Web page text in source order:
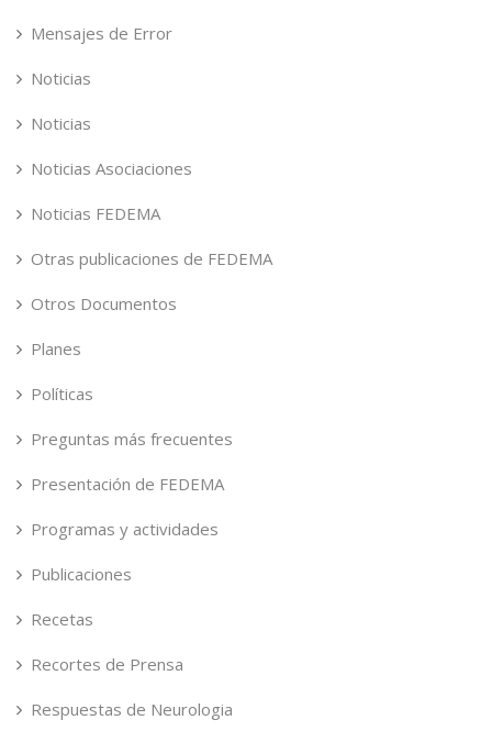
Mensajes de Error
Noticias
Noticias
Noticias Asociaciones
Noticias FEDEMA
Otras publicaciones de FEDEMA
Otros Documentos
Planes
Políticas
Preguntas más frecuentes
Presentación de FEDEMA
Programas y actividades
Publicaciones
Recetas
Recortes de Prensa
Respuestas de Neurologia